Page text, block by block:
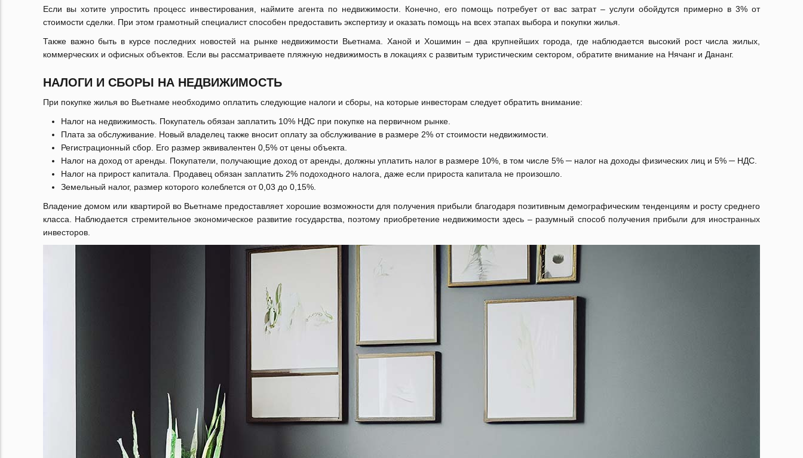
Если вы хотите упростить процесс инвестирования, наймите агента по недвижимости. Конечно, его помощь потребует от вас затрат – услуги обойдутся примерно в 3% от
стоимости сделки. При этом грамотный специалист способен предоставить экспертизу и оказать помощь на всех этапах выбора и покупки жилья.
Также важно быть в курсе последних новостей на рынке недвижимости Вьетнама. Ханой и Хошимин – два крупнейших города, где наблюдается высокий рост числа жилых,
коммерческих и офисных объектов. Если вы рассматриваете пляжную недвижимость в локациях с развитым туристическим сектором, обратите внимание на Нячанг и Дананг.
НАЛОГИ И СБОРЫ НА НЕДВИЖИМОСТЬ
При покупке жилья во Вьетнаме необходимо оплатить следующие налоги и сборы, на которые инвесторам следует обратить внимание:
Налог на недвижимость. Покупатель обязан заплатить 10% НДС при покупке на первичном рынке.
Плата за обслуживание. Новый владелец также вносит оплату за обслуживание в размере 2% от стоимости недвижимости.
Регистрационный сбор. Его размер эквивалентен 0,5% от цены объекта.
Налог на доход от аренды. Покупатели, получающие доход от аренды, должны уплатить налог в размере 10%, в том числе 5% ─ налог на доходы физических лиц и 5% ─ НДС.
Налог на прирост капитала. Продавец обязан заплатить 2% подоходного налога, даже если прироста капитала не произошло.
Земельный налог, размер которого колеблется от 0,03 до 0,15%.
Владение домом или квартирой во Вьетнаме предоставляет хорошие возможности для получения прибыли благодаря позитивным демографическим тенденциям и росту среднего
класса. Наблюдается стремительное экономическое развитие государства, поэтому приобретение недвижимости здесь – разумный способ получения прибыли для иностранных
инвесторов.